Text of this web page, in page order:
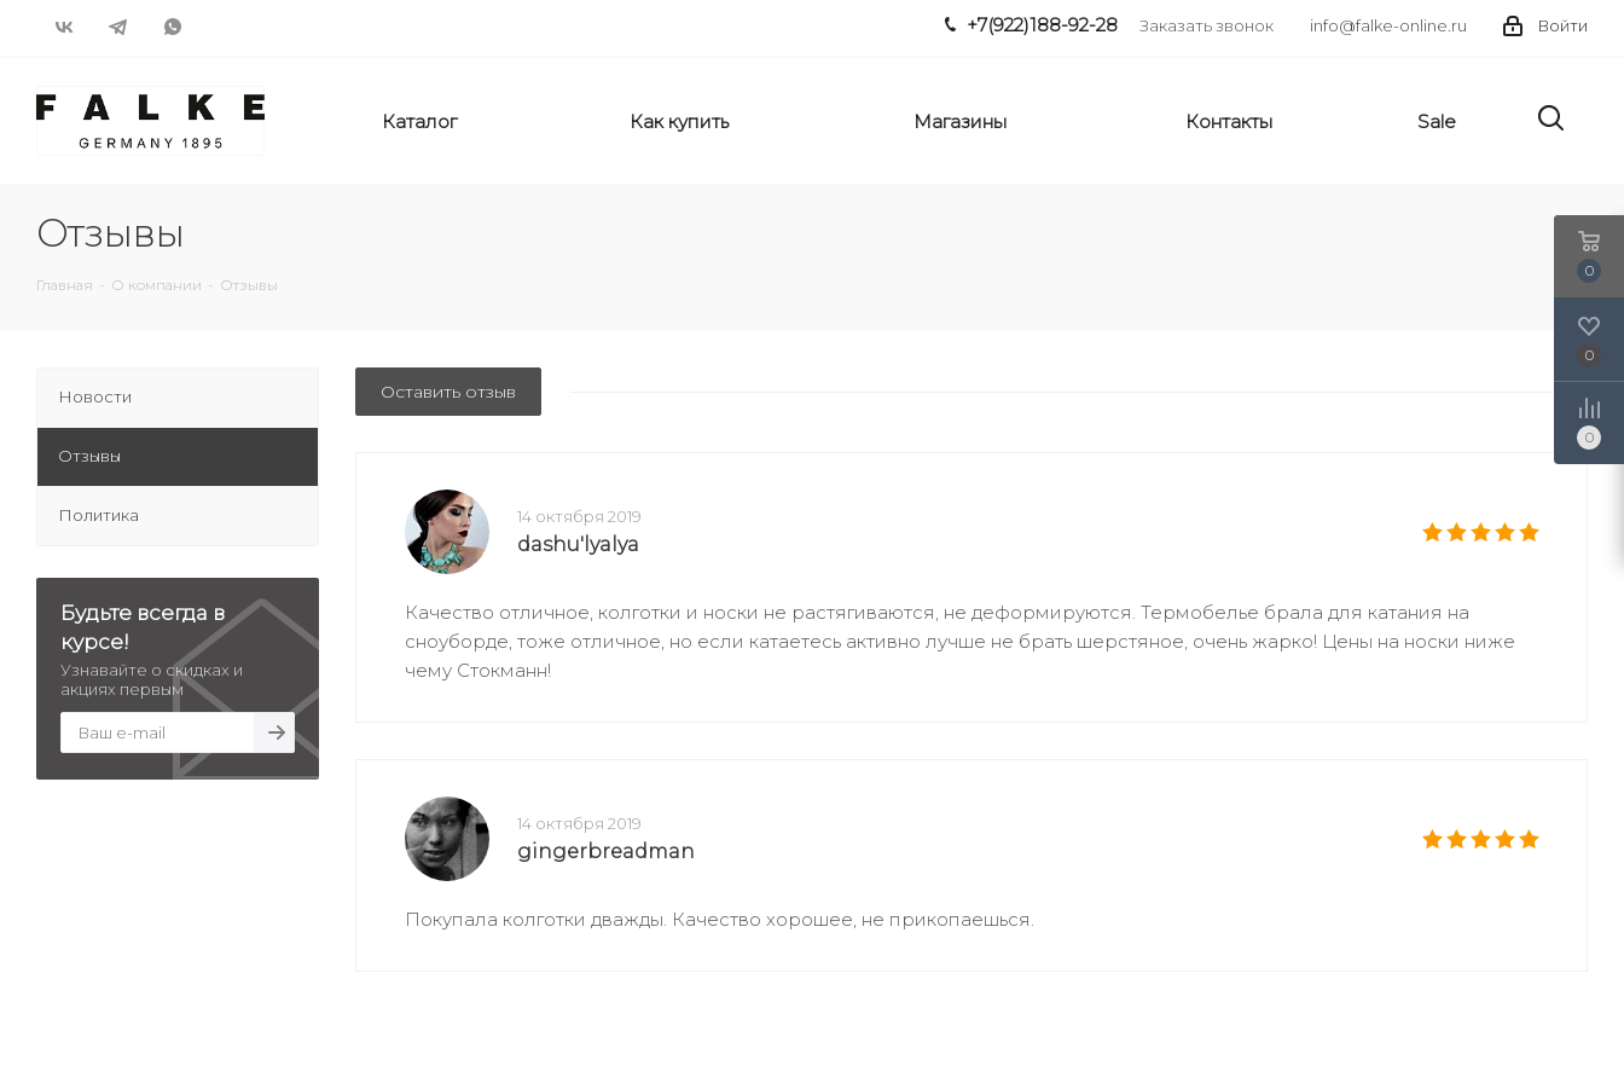
Войти
info@falke-online.ru
+7(922)188-92-28 Заказать звонок
Каталог Как купить Магазины Контакты Sale
Отзывы
Главная - О компании - Отзывы
Оставить отзыв
14 октября 2019
dashu'lyalya
Качество отличное, колготки и носки не растягиваются, не деформируются. Термобелье брала для катания на
сноуборде, тоже отличное, но если катаетесь активно лучше не брать шерстяное, очень жарко! Цены на носки ниже
чему Стокманн!
14 октября 2019
gingerbreadman
Покупала колготки дважды. Качество хорошее, не прикопаешься.
Новости
Отзывы
Политика
Будьте всегда в
курсе!
Узнавайте о скидках и
акциях первым
0
0
0